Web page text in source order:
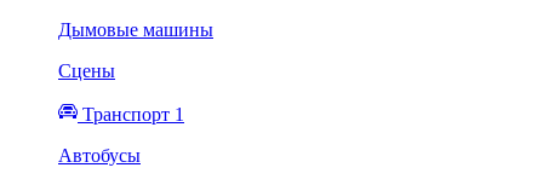
Дымовые машины
Сцены
Транспорт 1
Автобусы